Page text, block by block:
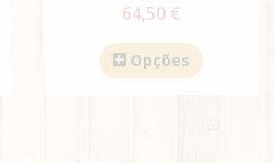
64,50 €
Opções